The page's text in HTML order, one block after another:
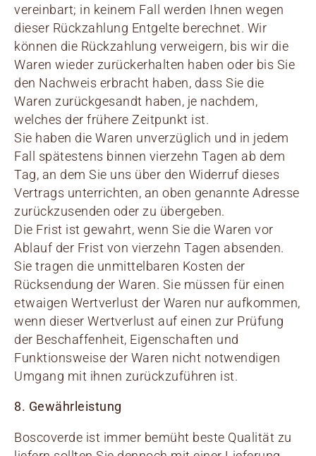
vereinbart; in keinem Fall werden Ihnen wegen
dieser Rückzahlung Entgelte berechnet. Wir
können die Rückzahlung verweigern, bis wir die
Waren wieder zurückerhalten haben oder bis Sie
den Nachweis erbracht haben, dass Sie die
Waren zurückgesandt haben, je nachdem,
welches der frühere Zeitpunkt ist.
Sie haben die Waren unverzüglich und in jedem
Fall spätestens binnen vierzehn Tagen ab dem
Tag, an dem Sie uns über den Widerruf dieses
Vertrags unterrichten, an oben genannte Adresse
zurückzusenden oder zu übergeben.
Die Frist ist gewahrt, wenn Sie die Waren vor
Ablauf der Frist von vierzehn Tagen absenden.
Sie tragen die unmittelbaren Kosten der
Rücksendung der Waren. Sie müssen für einen
etwaigen Wertverlust der Waren nur aufkommen,
wenn dieser Wertverlust auf einen zur Prüfung
der Beschaffenheit, Eigenschaften und
Funktionsweise der Waren nicht notwendigen
Umgang mit ihnen zurückzuführen ist.
8. Gewährleistung
Boscoverde ist immer bemüht beste Qualität zu